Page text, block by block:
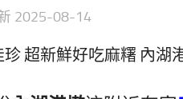
2025-08-14
珍 超新鮮好吃麻糬 內湖